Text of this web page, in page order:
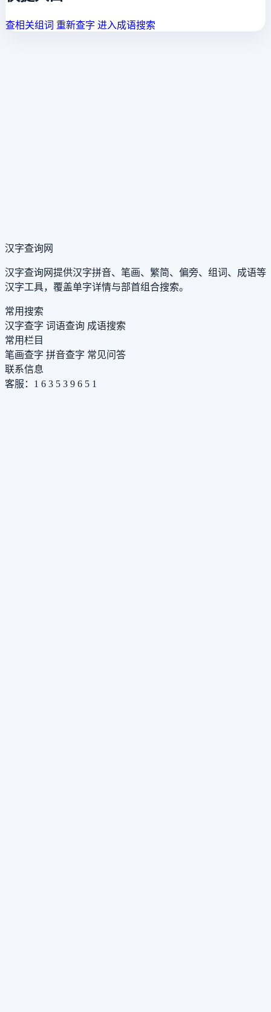
查相关组词 重新查字 进入成语搜索
汉字查询网
汉字查询网提供汉字拼音、笔画、繁简、偏旁、组词、成语等
汉字工具，覆盖单字详情与部首组合搜索。
常用搜索
汉字查字 词语查询 成语搜索
常用栏目
笔画查字 拼音查字 常见问答
联系信息
客服：1 6 3 5 3 9 6 5 1